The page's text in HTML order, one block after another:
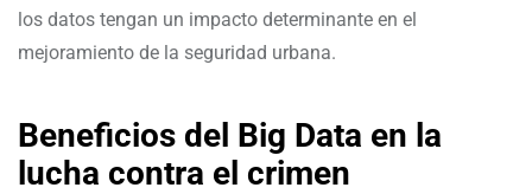
los datos tengan un impacto determinante en el
mejoramiento de la seguridad urbana.
Beneficios del Big Data en la
lucha contra el crimen